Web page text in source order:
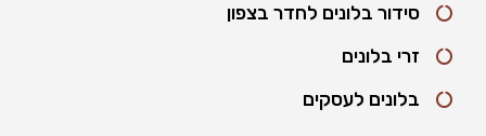
סידור בלונים לחדר בצפון
זרי בלונים
בלונים לעסקים